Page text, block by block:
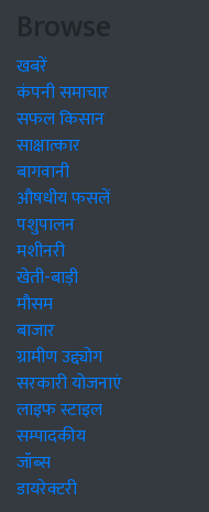
Browse
खबरें
कंपनी समाचार
सफल किसान
साक्षात्कार
बागवानी
औषधीय फसलें
पशुपालन
मशीनरी
खेती-बाड़ी
मौसम
बाजार
ग्रामीण उद्द्योग
सरकारी योजनाएं
लाइफ स्टाइल
सम्पादकीय
जॉब्स
डायरेक्टरी